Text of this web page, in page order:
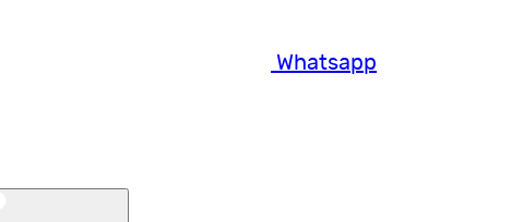
Whatsapp